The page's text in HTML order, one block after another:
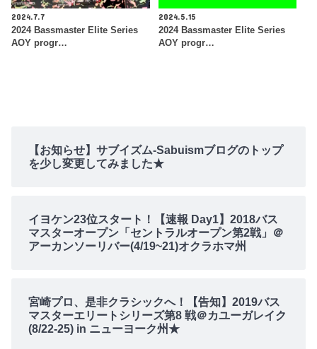
2024.7.7
2024 Bassmaster Elite Series
AOY progr…
2024.5.15
2024 Bassmaster Elite Series
AOY progr…
【お知らせ】サブイズム-Sabuismブログのトップ
を少し変更してみました★
イヨケン23位スタート！【速報 Day1】2018バス
マスターオープン「セントラルオープン第2戦」＠
アーカンソーリバー(4/19~21)オクラホマ州
宮崎プロ、是非クラシックへ！【告知】2019バス
マスターエリートシリーズ第8 戦＠カユーガレイク
(8/22-25) in ニューヨーク州★